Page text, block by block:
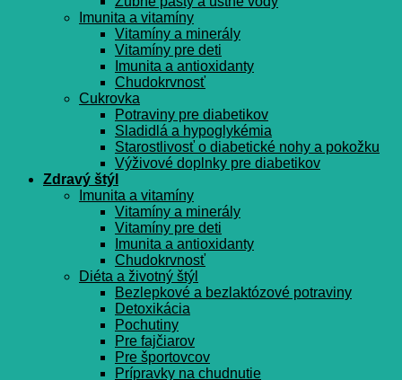
Imunita a vitamíny
Vitamíny a minerály
Vitamíny pre deti
Imunita a antioxidanty
Chudokrvnosť
Cukrovka
Potraviny pre diabetikov
Sladidlá a hypoglykémia
Starostlivosť o diabetické nohy a pokožku
Výživové doplnky pre diabetikov
Zdravý štýl
Imunita a vitamíny
Vitamíny a minerály
Vitamíny pre deti
Imunita a antioxidanty
Chudokrvnosť
Diéta a životný štýl
Bezlepkové a bezlaktózové potraviny
Detoxikácia
Pochutiny
Pre fajčiarov
Pre športovcov
Prípravky na chudnutie